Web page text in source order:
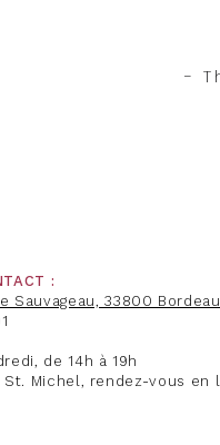
-
:
Sauvageau, 33800
de 14h à 19h
Michel, rendez-vous en